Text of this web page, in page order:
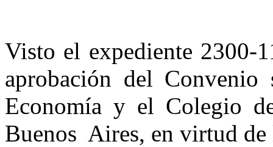
Visto el expediente 2300-
aprobación del
Economía y el Colegio
Buenos Aires, en virtud